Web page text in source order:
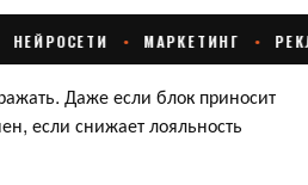
Даже если блок приносит
если снижает лояльность